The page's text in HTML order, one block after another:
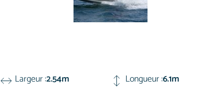
Largeur :2.54m Longueur :6.1m